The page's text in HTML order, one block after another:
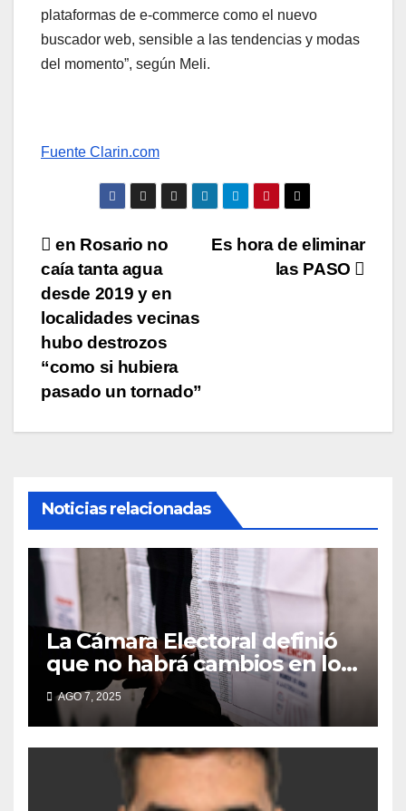
plataformas de e-commerce como el nuevo
buscador web, sensible a las tendencias y modas
del momento”, según Meli.
Fuente Clarin.com
Navegación
de
entradas
Es hora de eliminar
las PASO
en Rosario no
caía tanta agua
desde 2019 y en
localidades vecinas
hubo destrozos
“como si hubiera
pasado un tornado”
Noticias relacionadas
La Cámara Electoral definió
que no habrá cambios en los
lugares de votación en La
Matanza
AGO 7, 2025